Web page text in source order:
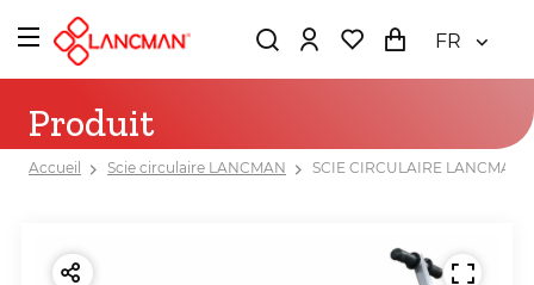
FR
Produit
Accueil Scie circulaire LANCMAN SCIE CIRCULAIRE LANCMAN